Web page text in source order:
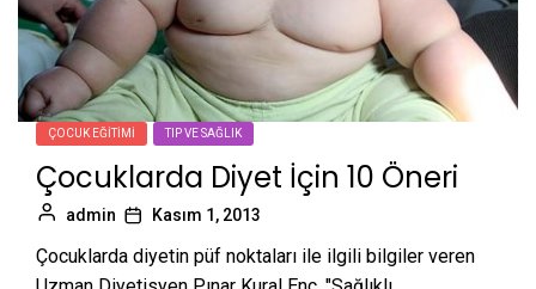
ÇOCUK EĞITIMI TIP VE SAĞLIK
Çocuklarda Diyet İçin 10 Öneri
admin Kasım 1, 2013
Çocuklarda diyetin püf noktaları ile ilgili bilgiler veren